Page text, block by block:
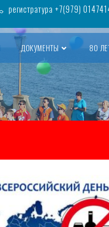
регистратура +7(979)
ДОКУМЕНТЫ 80